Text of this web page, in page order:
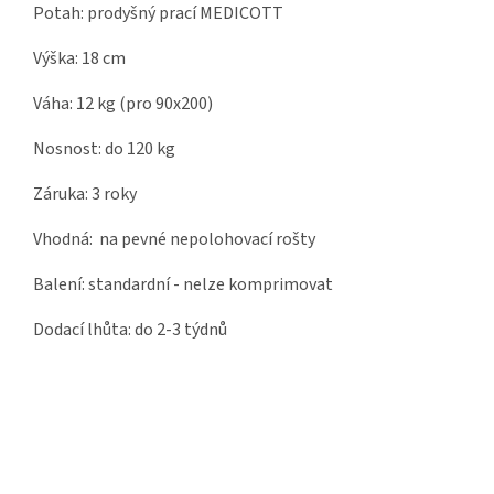
Potah: prodyšný prací MEDICOTT
Výška: 18 cm
Váha: 12 kg (pro 90x200)
Nosnost: do 120 kg
Záruka: 3 roky
Vhodná: na pevné nepolohovací rošty
Balení: standardní - nelze komprimovat
Dodací lhůta: do 2-3 týdnů